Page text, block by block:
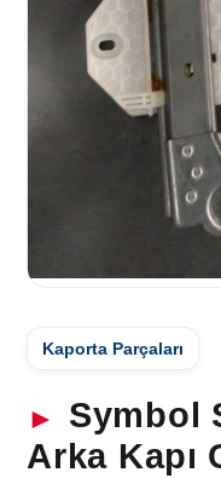
Kaporta Parçaları
Symbol
Arka Kapı